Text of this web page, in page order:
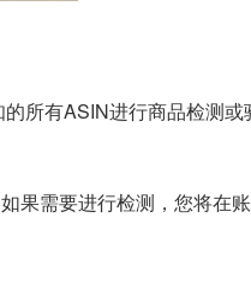
所有ASIN进行商品检测
需要进行检测，您将在账